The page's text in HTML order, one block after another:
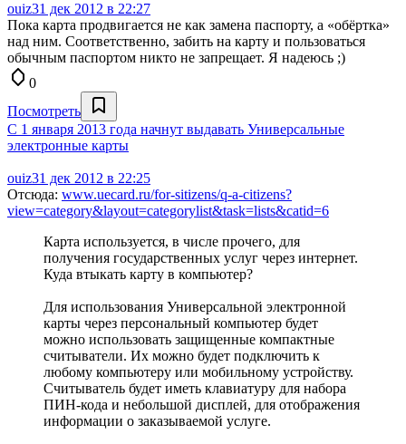
ouiz31 дек 2012 в 22:27
Пока карта продвигается не как замена паспорту, а «обёртка»
над ним. Соответственно, забить на карту и пользоваться
обычным паспортом никто не запрещает. Я надеюсь ;)
0
Посмотреть
С 1 января 2013 года начнут выдавать Универсальные
электронные карты
ouiz31 дек 2012 в 22:25
Отсюда: www.uecard.ru/for-sitizens/q-a-citizens?
view=category&layout=categorylist&task=lists&catid=6
Карта используется, в числе прочего, для
получения государственных услуг через интернет.
Куда втыкать карту в компьютер?
Для использования Универсальной электронной
карты через персональный компьютер будет
можно использовать защищенные компактные
считыватели. Их можно будет подключить к
любому компьютеру или мобильному устройству.
Считыватель будет иметь клавиатуру для набора
ПИН-кода и небольшой дисплей, для отображения
информации о заказываемой услуге.